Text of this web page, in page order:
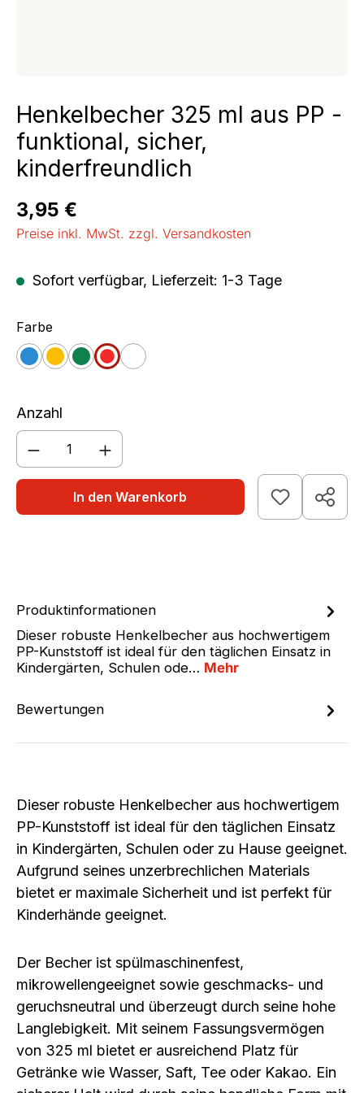
Henkelbecher 325 ml aus PP -
funktional, sicher,
kinderfreundlich
Regulärer Preis:
3,95 €
Preise inkl. MwSt. zzgl. Versandkosten
Sofort verfügbar, Lieferzeit: 1-3 Tage
Farbeauswählen
blaugelbgrünrot weiß
Anzahl
Produkt Anzahl: Gib den
In den Warenkorb
Produktinformationen
Dieser robuste Henkelbecher aus hochwertigem
PP-Kunststoff ist ideal für den täglichen Einsatz in
Kindergärten, Schulen ode… Mehr
Bewertungen
Dieser robuste Henkelbecher aus hochwertigem
PP-Kunststoff ist ideal für den täglichen Einsatz
in Kindergärten, Schulen oder zu Hause geeignet.
Aufgrund seines unzerbrechlichen Materials
bietet er maximale Sicherheit und ist perfekt für
Kinderhände geeignet.
Der Becher ist spülmaschinenfest,
mikrowellengeeignet sowie geschmacks- und
geruchsneutral und überzeugt durch seine hohe
Langlebigkeit. Mit seinem Fassungsvermögen
von 325 ml bietet er ausreichend Platz für
Getränke wie Wasser, Saft, Tee oder Kakao. Ein